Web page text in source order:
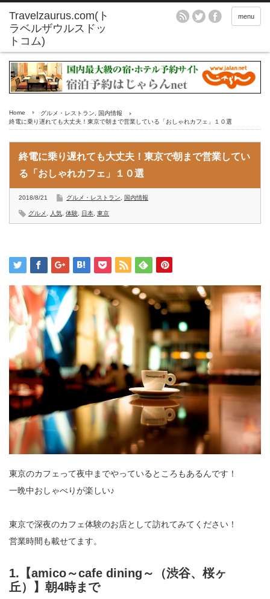
menu
Home グルメ・レストラン
国内情報
終電に乗り遅れても大丈夫！東京で朝まで営業している「おしゃれカフェ」１０選
終電に乗り遅れても大丈夫！東京で朝まで営業してい
る「おしゃれカフェ」１０選
2018/8/21 グルメ・レストラン 国内情報
グルメ 人気 体験 日本 東京
東京のカフェって夜中までやっているところもあるんです！
一晩中おしゃべりが楽しい♪
東京で深夜のカフェ体験のお店として訪れてみてください！
営業時間も載せてます。
1.【amico～cafe dining～（渋谷、桜ヶ
丘）】朝4時まで